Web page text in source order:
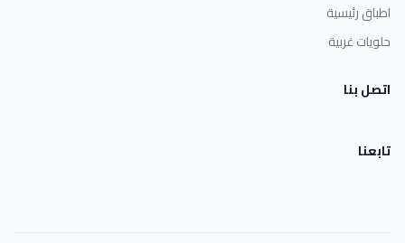
اطباق رئيسية
حلويات غربية
اتصل بنا
تابعنا